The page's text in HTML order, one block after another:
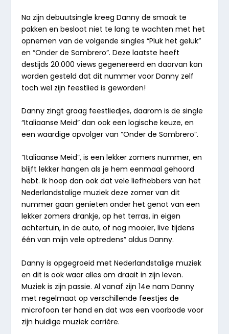
Na zijn debuutsingle kreeg Danny de smaak te
pakken en besloot niet te lang te wachten met het
opnemen van de volgende singles “Pluk het geluk”
en “Onder de Sombrero”. Deze laatste heeft
destijds 20.000 views gegenereerd en daarvan kan
worden gesteld dat dit nummer voor Danny zelf
toch wel zijn feestlied is geworden!
Danny zingt graag feestliedjes, daarom is de single
“Italiaanse Meid” dan ook een logische keuze, en
een waardige opvolger van “Onder de Sombrero”.
“Italiaanse Meid”, is een lekker zomers nummer, en
blijft lekker hangen als je hem eenmaal gehoord
hebt. Ik hoop dan ook dat vele liefhebbers van het
Nederlandstalige muziek deze zomer van dit
nummer gaan genieten onder het genot van een
lekker zomers drankje, op het terras, in eigen
achtertuin, in de auto, of nog mooier, live tijdens
één van mijn vele optredens” aldus Danny.
Danny is opgegroeid met Nederlandstalige muziek
en dit is ook waar alles om draait in zijn leven.
Muziek is zijn passie. Al vanaf zijn 14e nam Danny
met regelmaat op verschillende feestjes de
microfoon ter hand en dat was een voorbode voor
zijn huidige muziek carrière.